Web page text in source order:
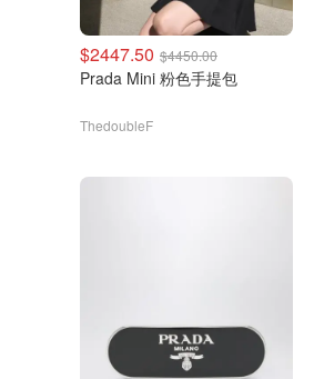
$2447.50 $4450.00
Prada Mini 粉色手提包
ThedoubleF